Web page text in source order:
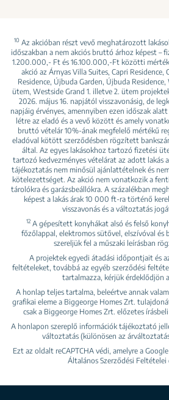
10 Az akcióban részt vevő meghatározott
időszakban a nem akciós bruttó árhoz képest –
1.200.000,- Ft és 16.100.000,-Ft közötti
akció az Árnyas Villa Suites, Capri Residence,
Residence, Újbuda Garden, Újbuda
ütem, Westside Grand 1. illetve 2. ütem
2026. május 16. napjától visszavonásig, de
napjáig érvényes, amennyiben ezen időszak
létre az eladó és a vevő között és amely
bruttó vételár 10%-ának megfelelő mértékű
eladóval kötött szerződésben rögzített
által. Az egyes lakásokhoz tartozó fizetési
tartozó kedvezményes vételárat az adott lakás
tájékoztatás nem minősül ajánlattételnek és
kötelezettséget. Az akció nem vonatkozik a
tárolókra és garázsbeállókra. A százalékban
képest a lakás árak 10 000 ft-ra történő
visszavonás és a változtatás
12A gépesített konyhákat alsó és felső
főzőlappal, elektromos sütővel, elszívóval
szereljük fel a műszaki leírásban
A projektek egyedi átadási időpontjait és
feltételeket, továbbá az egyéb szerződési
tartalmazza, kérjük érdeklődjön
A honlap teljes tartalma, beleértve annak
grafikai eleme a Biggeorge Homes Zrt.
csak a Biggeorge Homes Zrt. előzetes
A honlapon szereplő információk tájékoztató
változtatás (különösen az
Ezt az oldalt reCAPTCHA védi, amelyre a Google
Általános Szerződési Feltételei